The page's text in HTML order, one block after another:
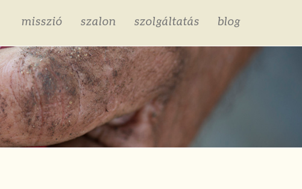
misszió szalon szolgáltatás blog